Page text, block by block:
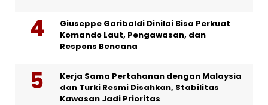
Giuseppe Garibaldi Dinilai Bisa Perkuat
Komando Laut, Pengawasan, dan
Respons Bencana
Kerja Sama Pertahanan dengan Malaysia
dan Turki Resmi Disahkan, Stabilitas
Kawasan Jadi Prioritas